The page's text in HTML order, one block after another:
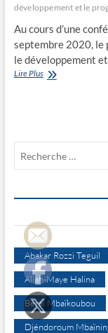
développement et le
Au cours d’une
septembre 2020, le
le développement
Lire PlusMax
des
Abakar Rozzi Teguil
Allah-Maye Halina
Béral Mbaïkoubou
Djéndoroum